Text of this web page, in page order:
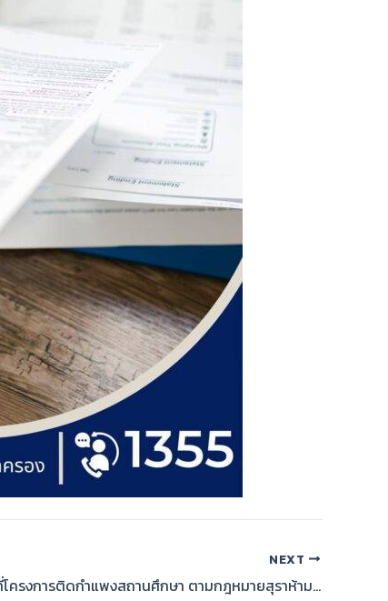
NEXT
ร้านเหล้าเช่าพื้นที่โครงการติดกำแพงสถานศึกษา ตามกฎหมายสุราห้ามเปิด